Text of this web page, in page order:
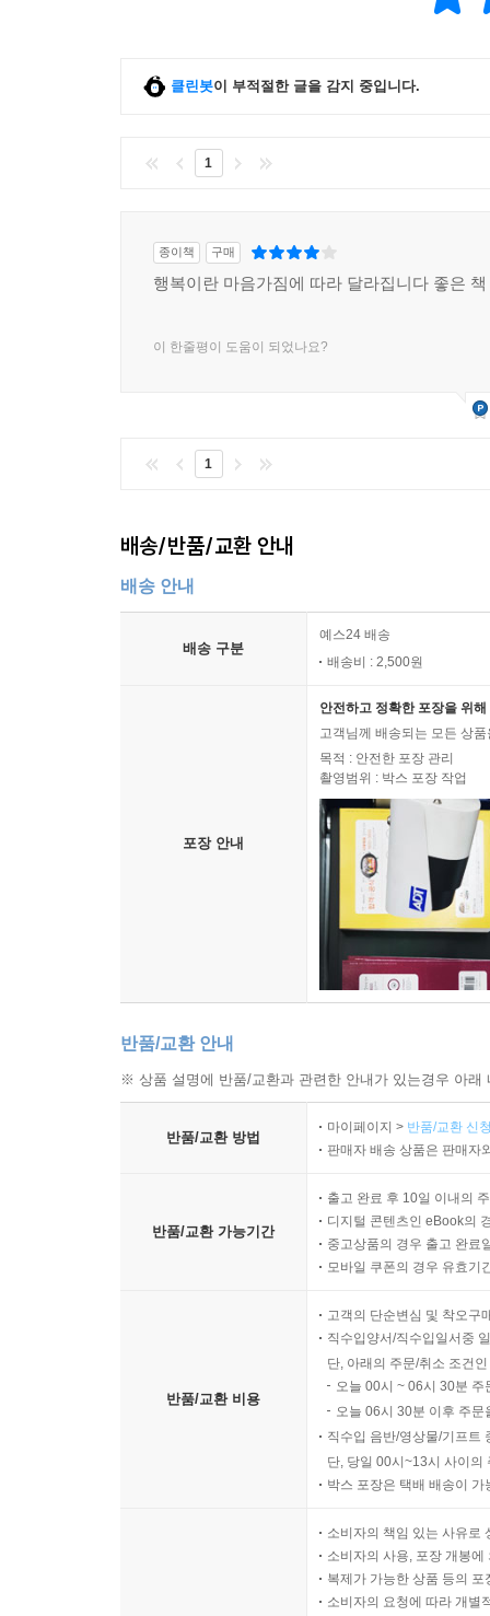
클린봇이 부적절한 글을 감지 중입니다.
1
종이책 구매
행복이란 마음가짐에 따라 달라집니다 좋은 책
이 한줄평이 도움이 되었나요?
1
배송/반품/교환 안내
배송 안내
배송 구분
예스24 배송
배송비 : 2,500원
포장 안내
안전하고 정확한 포장을 위
고객님께 배송되는 모든 상
목적 : 안전한 포장 관리
촬영범위 : 박스 포장 작업
반품/교환 안내
※ 상품 설명에 반품/교환과 관련한 안내가 있는경우 아
반품/교환 방법
마이페이지 > 반품/교환 신
판매자 배송 상품은 판매자
반품/교환 가능기간
출고 완료 후 10일 이내의
디지털 콘텐츠인 eBook의
중고상품의 경우 출고 완료
모바일 쿠폰의 경우 유효기
반품/교환 비용
고객의 단순변심 및 착오구
직수입양서/직수입일서중
단, 아래의 주문/취소 조건
오늘 00시 ~ 06시 30분
오늘 06시 30분 이후 주
직수입 음반/영상물/기프트
단, 당일 00시~13시 사이의
박스 포장은 택배 배송이
소비자의 책임 있는 사유로
소비자의 사용, 포장 개봉
복제가 가능한 상품 등의
소비자의 요청에 따라 개별